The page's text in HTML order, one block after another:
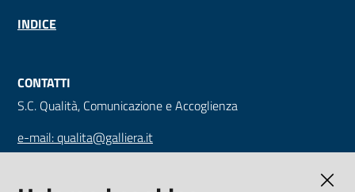
INDICE
CONTATTI
S.C. Qualità, Comunicazione e Accoglienza
e-mail: qualita@galliera.it